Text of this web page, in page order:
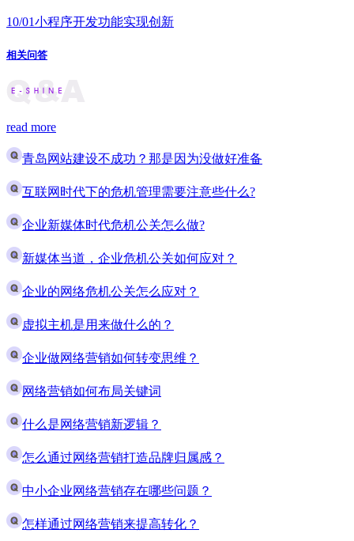
10/01小程序开发功能实现创新
相关问答
read more
青岛网站建设不成功？那是因为没做好准备
互联网时代下的危机管理需要注意些什么?
企业新媒体时代危机公关怎么做?
新媒体当道，企业危机公关如何应对？
企业的网络危机公关怎么应对？
虚拟主机是用来做什么的？
企业做网络营销如何转变思维？
网络营销如何布局关键词
什么是网络营销新逻辑？
怎么通过网络营销打造品牌归属感？
中小企业网络营销存在哪些问题？
怎样通过网络营销来提高转化？